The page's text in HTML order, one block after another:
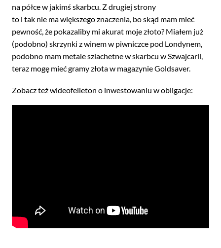
na półce w jakimś skarbcu. Z drugiej strony
to i tak nie ma większego znaczenia, bo skąd mam mieć
pewność, że pokazaliby mi akurat moje złoto? Miałem już
(podobno) skrzynki z winem w piwniczce pod Londynem,
podobno mam metale szlachetne w skarbcu w Szwajcarii,
teraz mogę mieć gramy złota w magazynie Goldsaver.
Zobacz też wideofelieton o inwestowaniu w obligacje: